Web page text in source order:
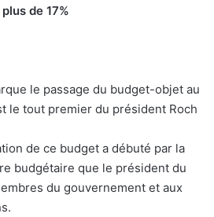
de 17%
le passage du budget-objet au
le tout premier du président Roch
de ce budget a débuté par la
budgétaire que le président du
du gouvernement et aux